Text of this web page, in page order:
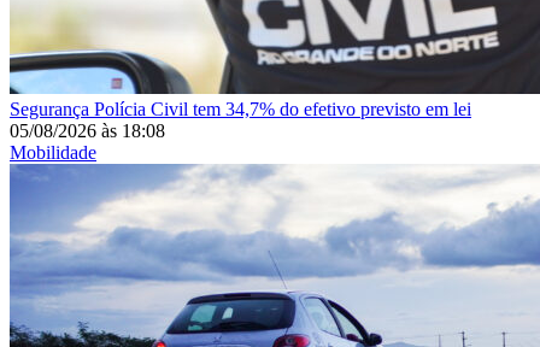
Segurança Polícia Civil tem 34,7% do efetivo previsto em lei
05/08/2026 às 18:08
Mobilidade